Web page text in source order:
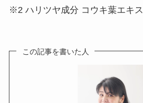
※2 ハリツヤ成分 コウキ葉エキス
この記事を書いた人